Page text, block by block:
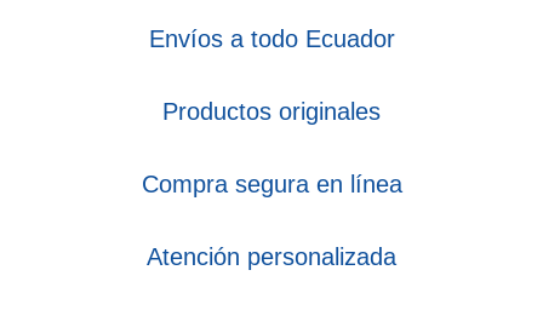
Envíos a todo Ecuador
Productos originales
Compra segura en línea
Atención personalizada